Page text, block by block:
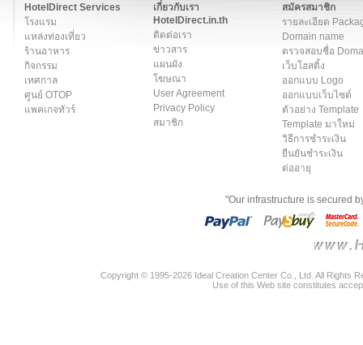
HotelDirect Services
โรงแรม
แหล่งท่องเที่ยว
ร้านอาหาร
กิจกรรม
เทศกาล
ศูนย์ OTOP
แพคเกจทัวร์
เกี่ยวกับเรา
HotelDirect.in.th
ติดต่อเรา
ข่าวสาร
แผนผัง
โฆษณา
User Agreement
Privacy Policy
สมาชิก
สมัครสมาชิก
รายละเอียด
Domain name
ตรวจสอบชื่อ
เว็บโฮสติ้ง
ออกแบบ Logo
ออกแบบเว็บไซต์
ตัวอย่าง Template
Template มาใหม่
วิธีการชำระเงิน
ยืนยันชำระเงิน
ต่ออายุ
"Our infrastructure is secured
Copyright © 1995-2026 Ideal Creation Center Co., Ltd. All Rights
Use of this Web site constitutes